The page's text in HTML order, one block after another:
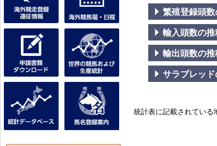
繁殖登録頭
輸入頭数の
輸出頭数の
サラブレッ
統計表に記載されている